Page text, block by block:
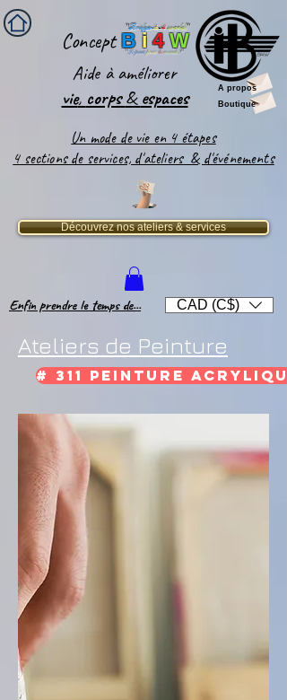
''Le pontpour le monde!''
ConceptB i 4 W
''Bridge-it-4world''
Aide à améliorer
vie, corps&espaces​
A propos
Boutique
Un mode de vie en 4 étapes
4 sections de services, d'ateliers & d'événements
CAD (C$)
Enfin prendre le temps de...
Découvrez nos ateliers & services
Ateliers de Peinture
# 311 Peinture